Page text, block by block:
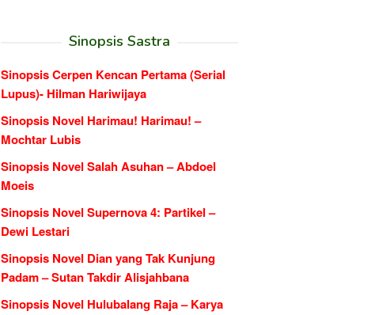
Sinopsis Sastra
Sinopsis Cerpen Kencan Pertama (Serial
Lupus)- Hilman Hariwijaya
Sinopsis Novel Harimau! Harimau! –
Mochtar Lubis
Sinopsis Novel Salah Asuhan – Abdoel
Moeis
Sinopsis Novel Supernova 4: Partikel –
Dewi Lestari
Sinopsis Novel Dian yang Tak Kunjung
Padam – Sutan Takdir Alisjahbana
Sinopsis Novel Hulubalang Raja – Karya